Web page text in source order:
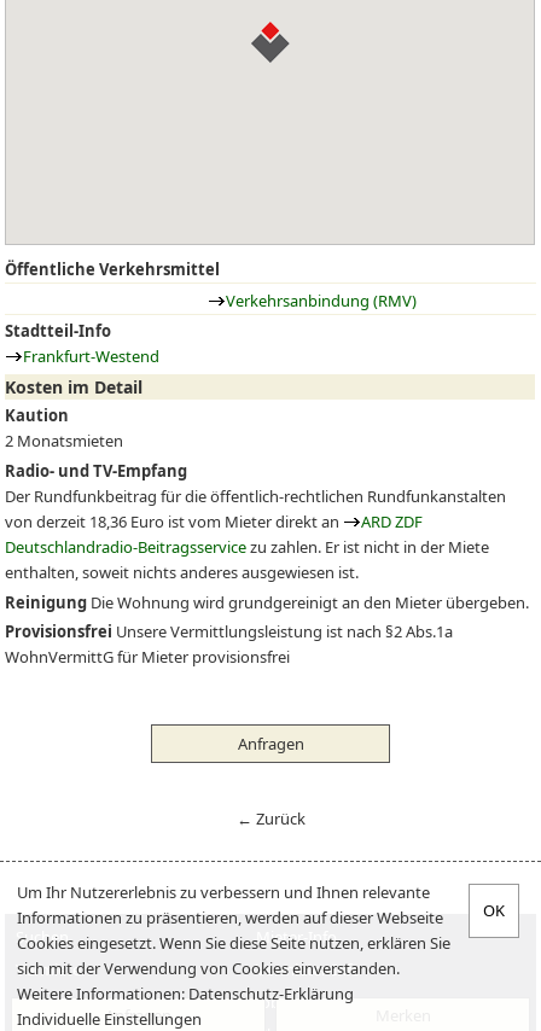
Anfragen
Öffentliche Verkehrsmittel
Verkehrsanbindung (RMV)
Stadtteil-Info
Frankfurt-Westend
Kosten im Detail
Kaution
2 Monatsmieten
Radio- und TV-Empfang
Der Rundfunkbeitrag für die öffentlich-rechtlichen Rundfunkanstalten
von derzeit 18,36 Euro ist vom Mieter direkt an
ARD ZDF
Deutschlandradio-Beitragsservicezu zahlen. Er ist nicht in der Miete
enthalten, soweit nichts anderes ausgewiesen ist.
Reinigung Die Wohnung wird grundgereinigt an den Mieter übergeben.
Provisionsfrei Unsere Vermittlungsleistung ist nach §2 Abs.1a
WohnVermittG für Mieter provisionsfrei
Anfragen
← Zurück
Suchen
Mieter-Info
Vermieten
Vermieter-Info
Verkaufen
Jobs
Um Ihr Nutzererlebnis zu verbessern und Ihnen relevante
Informationen zu präsentieren, werden auf dieser Webseite
Cookies eingesetzt. Wenn Sie diese Seite nutzen, erklären Sie
sich mit der Verwendung von Cookies einverstanden.
Weitere Informationen: Datenschutz-Erklärung
Individuelle Einstellungen